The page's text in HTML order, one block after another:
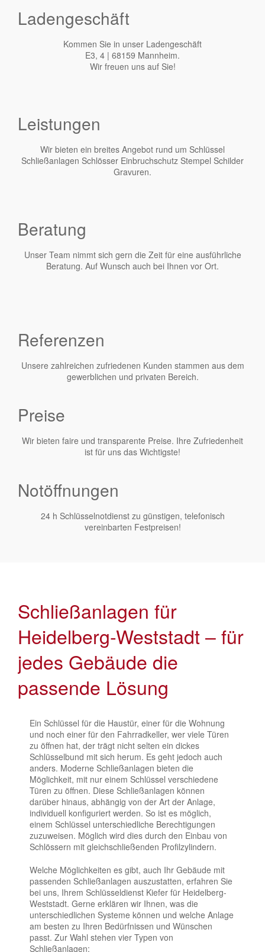
Ladengeschäft
Kommen Sie in unser Ladengeschäft
E3, 4 | 68159 Mannheim.
Wir freuen uns auf Sie!
Leistungen
Wir bieten ein breites Angebot rund um Schlüssel
Schließanlagen Schlösser Einbruchschutz Stempel Schilder
Gravuren.
Beratung
Unser Team nimmt sich gern die Zeit für eine ausführliche
Beratung. Auf Wunsch auch bei Ihnen vor Ort.
Referenzen
Unsere zahlreichen zufriedenen Kunden stammen aus dem
gewerblichen und privaten Bereich.
Preise
Wir bieten faire und transparente Preise. Ihre Zufriedenheit
ist für uns das Wichtigste!
Notöffnungen
24 h Schlüsselnotdienst zu günstigen, telefonisch
vereinbarten Festpreisen!
Schließanlagen für
Heidelberg-Weststadt – für
jedes Gebäude die
passende Lösung
Ein Schlüssel für die Haustür, einer für die Wohnung
und noch einer für den Fahrradkeller, wer viele Türen
zu öffnen hat, der trägt nicht selten ein dickes
Schlüsselbund mit sich herum. Es geht jedoch auch
anders. Moderne Schließanlagen bieten die
Möglichkeit, mit nur einem Schlüssel verschiedene
Türen zu öffnen. Diese Schließanlagen können
darüber hinaus, abhängig von der Art der Anlage,
individuell konfiguriert werden. So ist es möglich,
einem Schlüssel unterschiedliche Berechtigungen
zuzuweisen. Möglich wird dies durch den Einbau von
Schlössern mit gleichschließenden Profilzylindern.
Welche Möglichkeiten es gibt, auch Ihr Gebäude mit
passenden Schließanlagen auszustatten, erfahren Sie
bei uns, Ihrem Schlüsseldienst Kiefer für Heidelberg-
Weststadt. Gerne erklären wir Ihnen, was die
unterschiedlichen Systeme können und welche Anlage
am besten zu Ihren Bedürfnissen und Wünschen
passt. Zur Wahl stehen vier Typen von
Schließanlagen: